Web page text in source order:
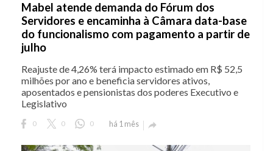
Mabel atende demanda do Fórum dos
Servidores e encaminha à Câmara data-base
do funcionalismo com pagamento a partir de
julho
Reajuste de 4,26% terá impacto estimado em R$ 52,5
milhões por ano e beneficia servidores ativos,
aposentados e pensionistas dos poderes Executivo e
Legislativo
0 0 0 há 1 mês 